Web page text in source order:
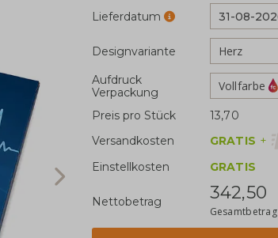
Lieferdatum
Designvariante
Aufdruck
Verpackung
Vollfarbe
Preis pro Stück
13,70
Versandkosten
GRATIS +
Einstellkosten
GRATIS
Nettobetrag 342,50
Gesamtbetrag